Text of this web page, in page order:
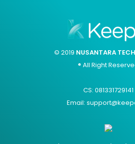
© 2019 NUSANTARA
® All Right
CS: 081331729141
Email: